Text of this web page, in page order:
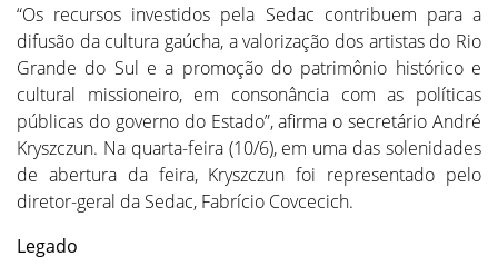
“Os recursos investidos pela Sedac contribuem para a
difusão da cultura gaúcha, a valorização dos artistas do Rio
Grande do Sul e a promoção do patrimônio histórico e
cultural missioneiro, em consonância com as políticas
públicas do governo do Estado”, afirma o secretário André
Kryszczun. Na quarta-feira (10/6), em uma das solenidades
de abertura da feira, Kryszczun foi representado pelo
diretor-geral da Sedac, Fabrício Covcecich.
Legado